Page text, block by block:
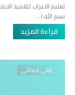
تعليم الاعراب لتلاميذ
بسم الله ا…
قراءة المزيد
_اولى ابتدائي